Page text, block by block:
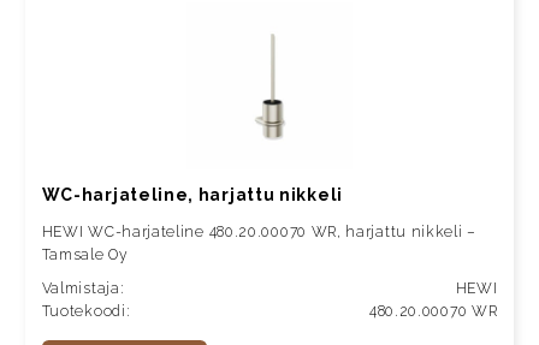
WC-harjateline, harjattu nikkeli
HEWI WC-harjateline 480.20.00070 WR, harjattu nikkeli –
Tamsale Oy
Valmistaja:
HEWI
Tuotekoodi:
480.20.00070 WR